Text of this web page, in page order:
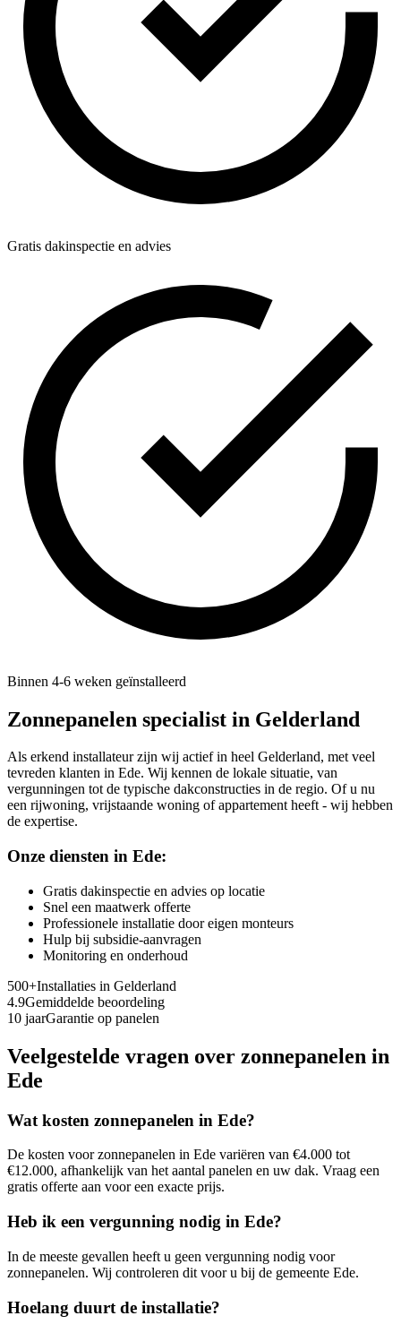
Gratis dakinspectie en advies
Binnen 4-6 weken geïnstalleerd
Zonnepanelen specialist in Gelderland
Als erkend installateur zijn wij actief in heel Gelderland, met veel
tevreden klanten in Ede. Wij kennen de lokale situatie, van
vergunningen tot de typische dakconstructies in de regio. Of u nu
een rijwoning, vrijstaande woning of appartement heeft - wij hebben
de expertise.
Onze diensten in Ede:
Gratis dakinspectie en advies op locatie
Snel een maatwerk offerte
Professionele installatie door eigen monteurs
Hulp bij subsidie-aanvragen
Monitoring en onderhoud
500+Installaties in Gelderland
4.9Gemiddelde beoordeling
10 jaarGarantie op panelen
Veelgestelde vragen over zonnepanelen in
Ede
Wat kosten zonnepanelen in Ede?
De kosten voor zonnepanelen in Ede variëren van €4.000 tot
€12.000, afhankelijk van het aantal panelen en uw dak. Vraag een
gratis offerte aan voor een exacte prijs.
Heb ik een vergunning nodig in Ede?
In de meeste gevallen heeft u geen vergunning nodig voor
zonnepanelen. Wij controleren dit voor u bij de gemeente Ede.
Hoelang duurt de installatie?